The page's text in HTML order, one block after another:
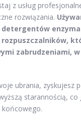
z usług
rozwiązania.
detergentów
zabrudzeniami,
ubrania, zyskujesz
starannością, co